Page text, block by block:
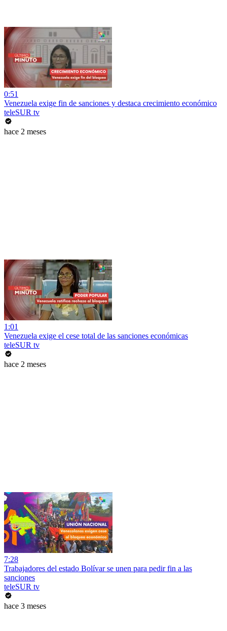
0:51
Venezuela exige fin de sanciones y destaca crecimiento económico
teleSUR tv
hace 2 meses
1:01
Venezuela exige el cese total de las sanciones económicas
teleSUR tv
hace 2 meses
7:28
Trabajadores del estado Bolívar se unen para pedir fin a las
sanciones
teleSUR tv
hace 3 meses